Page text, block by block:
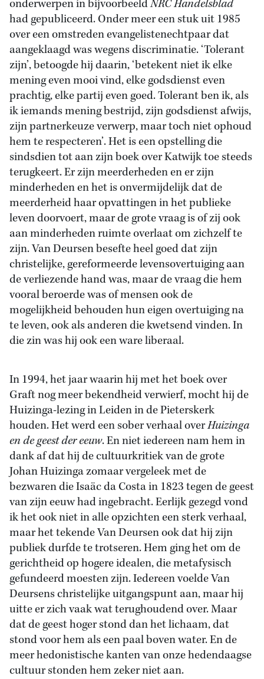
onderwerpen in bijvoorbeeldNRC Handelsblad
had gepubliceerd. Onder meer een stuk uit 1985
over een omstreden evangelistenechtpaar dat
aangeklaagd was wegens discriminatie. ‘Tolerant
zijn’, betoogde hij daarin, ‘betekent niet ik elke
mening even mooi vind, elke godsdienst even
prachtig, elke partij even goed. Tolerant ben ik, als
ik iemands mening bestrijd, zijn godsdienst afwijs,
zijn partnerkeuze verwerp, maar toch niet ophoud
hem te respecteren’. Het is een opstelling die
sindsdien tot aan zijn boek over Katwijk toe steeds
terugkeert. Er zijn meerderheden en er zijn
minderheden en het is onvermijdelijk dat de
meerderheid haar opvattingen in het publieke
leven doorvoert, maar de grote vraag is of zij ook
aan minderheden ruimte overlaat om zichzelf te
zijn. Van Deursen besefte heel goed dat zijn
christelijke, gereformeerde levensovertuiging aan
de verliezende hand was, maar de vraag die hem
vooral beroerde was of mensen ook de
mogelijkheid behouden hun eigen overtuiging na
te leven, ook als anderen die kwetsend vinden. In
die zin was hij ook een ware liberaal.
In 1994, het jaar waarin hij met het boek over
Graft nog meer bekendheid verwierf, mocht hij de
Huizinga-lezing in Leiden in de Pieterskerk
houden. Het werd een sober verhaal overHuizinga
en de geest der eeuw. En niet iedereen nam hem in
dank af dat hij de cultuurkritiek van de grote
Johan Huizinga zomaar vergeleek met de
bezwaren die Isaäc da Costa in 1823 tegen de geest
van zijn eeuw had ingebracht. Eerlijk gezegd vond
ik het ook niet in alle opzichten een sterk verhaal,
maar het tekende Van Deursen ook dat hij zijn
publiek durfde te trotseren. Hem ging het om de
gerichtheid op hogere idealen, die metafysisch
gefundeerd moesten zijn. Iedereen voelde Van
Deursens christelijke uitgangspunt aan, maar hij
uitte er zich vaak wat terughoudend over. Maar
dat de geest hoger stond dan het lichaam, dat
stond voor hem als een paal boven water. En de
meer hedonistische kanten van onze hedendaagse
cultuur stonden hem zeker niet aan.